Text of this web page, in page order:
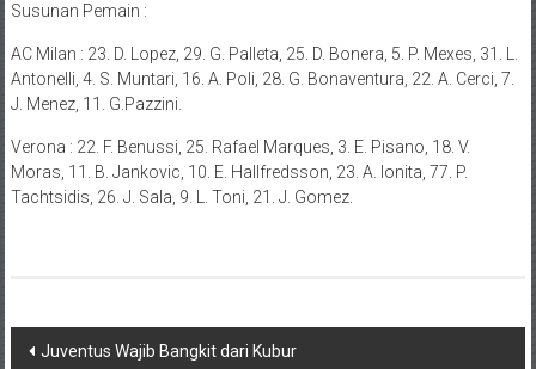
Susunan Pemain :
AC Milan : 23. D. Lopez, 29. G. Palleta, 25. D. Bonera, 5. P. Mexes, 31. L.
Antonelli, 4. S. Muntari, 16. A. Poli, 28. G. Bonaventura, 22. A. Cerci, 7.
J. Menez, 11. G.Pazzini.
Verona : 22. F. Benussi, 25. Rafael Marques, 3. E. Pisano, 18. V.
Moras, 11. B. Jankovic, 10. E. Hallfredsson, 23. A. Ionita, 77. P.
Tachtsidis, 26. J. Sala, 9. L. Toni, 21. J. Gomez.
Navigasi
Juventus Wajib Bangkit dari Kubur